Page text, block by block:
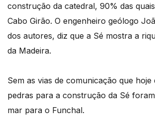
construção da catedral, 90% das
Cabo Girão. O engenheiro geólogo
dos autores, diz que a Sé mostra a
da Madeira.
Sem as vias de comunicação que hoje
pedras para a construção da Sé
mar para o Funchal.